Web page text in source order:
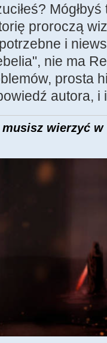
proroczą
i
nie ma
prosta
autora, i
musisz wierzyć